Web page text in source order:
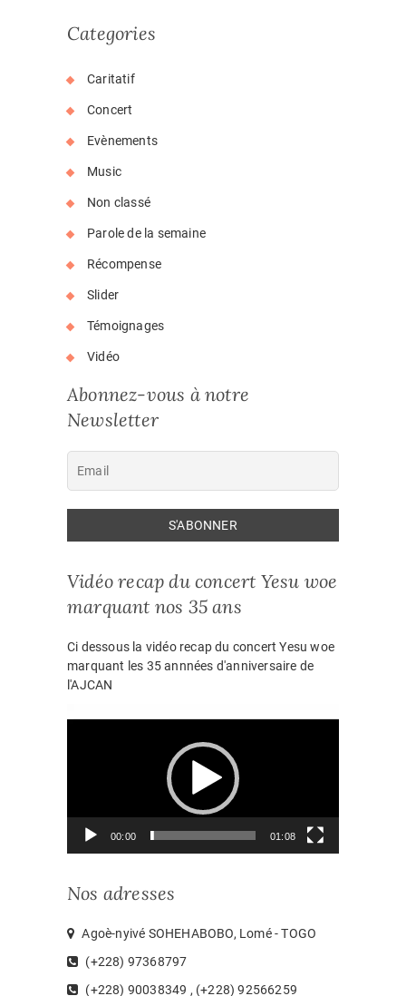
Categories
Caritatif
Concert
Evènements
Music
Non classé
Parole de la semaine
Récompense
Slider
Témoignages
Vidéo
Abonnez-vous à notre
Newsletter
Vidéo recap du concert Yesu woe
marquant nos 35 ans
Ci dessous la vidéo recap du concert Yesu woe
marquant les 35 annnées d'anniversaire de
l'AJCAN
00:00 01:08
Nos adresses
Agoè-nyivé SOHEHABOBO, Lomé - TOGO
(+228) 97368797
(+228) 90038349 , (+228) 92566259